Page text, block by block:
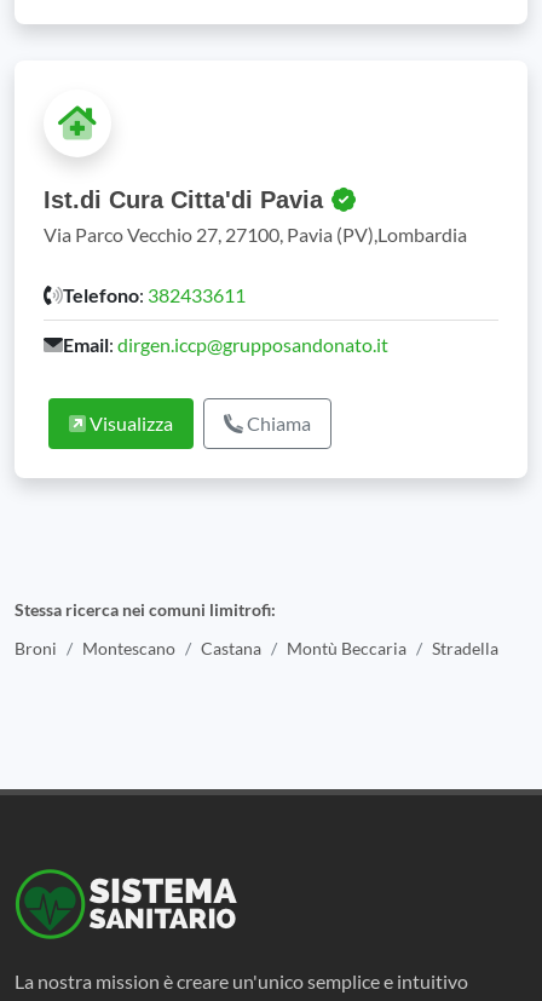
Ist.di Cura Citta'di Pavia
Via Parco Vecchio 27, 27100, Pavia (PV),Lombardia
Telefono: 382433611
Email: dirgen.iccp@grupposandonato.it
Visualizza Chiama
Stessa ricerca nei comuni limitrofi:
Broni
Montescano Castana Montù Beccaria Stradella
La nostra mission è creare un'unico semplice e intuitivo